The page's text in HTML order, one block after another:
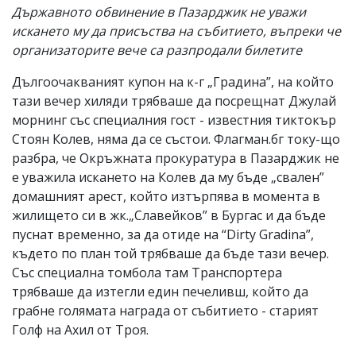
обиден
за
вас
коментар,
сигнализирайте
ни!
Държавното обвинение в Пазарджик не уважи
искането му да присъства на събитието, въпреки че
организаторите вече са разпродали билетите
Дългоочакваният купон на к-г „Градина”, на който
тази вечер хиляди трябваше да посрещнат Джулай
морнинг със специалния гост - известния тиктокър
Стоян Колев, няма да се състои. Флагман.бг току-що
разбра, че Окръжната прокуратура в Пазарджик не
е уважила искането на Колев да му бъде „свален”
домашният арест, който изтърпява в момента в
жилището си в жк.„Славейков” в Бургас и да бъде
пуснат временно, за да отиде на “Dirty Gradina”,
където по план той трябваше да бъде тази вечер.
Със специална томбола там Транспортера
трябваше да изтегли един печеливш, който да
грабне голямата награда от събитието - старият
Голф на Ахил от Троя.